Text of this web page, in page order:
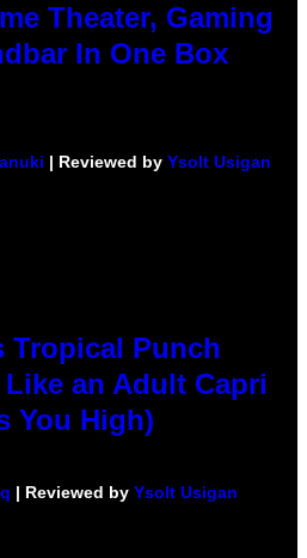
Theater, Gaming
In One Box
| Reviewed by Ysolt Usigan
Tropical Punch
an Adult Capri
You High)
| Reviewed by Ysolt Usigan